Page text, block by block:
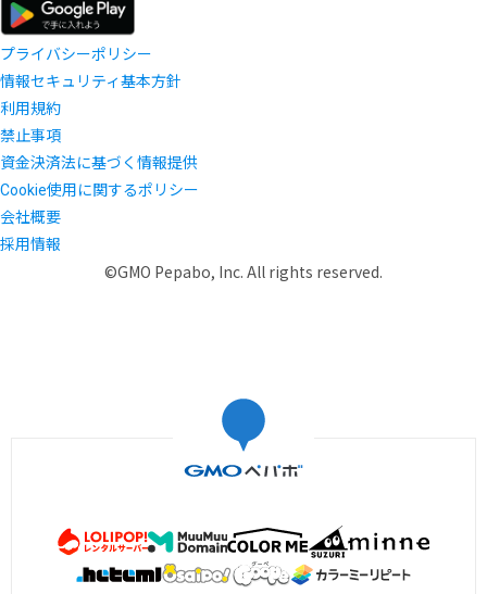
プライバシーポリシー
情報セキュリティ基本方針
利用規約
禁止事項
資金決済法に基づく情報提供
Cookie使用に関するポリシー
会社概要
採用情報
©GMO Pepabo, Inc. All rights reserved.